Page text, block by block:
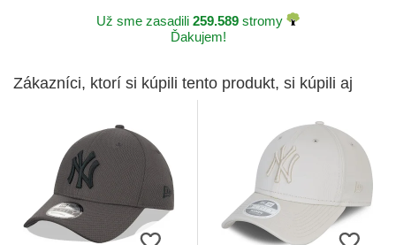
Už sme zasadili 259.589 stromy
Ďakujem!
Zákazníci, ktorí si kúpili tento produkt, si kúpili aj